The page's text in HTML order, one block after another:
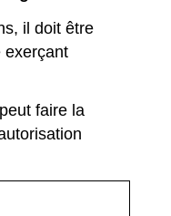
il doit être
exerçant
faire la